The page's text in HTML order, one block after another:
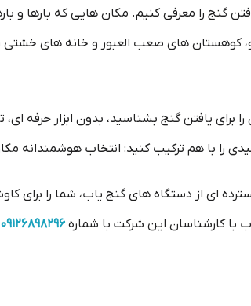
گنج را معرفی کنیم. مکان هایی که بارها و
رو، کوهستان های صعب العبور و خانه های
یافتن گنج بشناسید، بدون ابزار حرفه
را با هم ترکیب کنید: انتخاب هوشمندانه
ای از دستگاه های گنج یاب، شما را
با کارشناسان این شرکت با شماره 09126898296